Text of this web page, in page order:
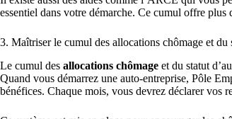
essentiel dans votre démarche. Ce cumul offre
3. Maîtriser le cumul des allocations chômage et du
Le cumul des allocations chômage et du statut
Quand vous démarrez une auto-entreprise, Pôle
bénéfices. Chaque mois, vous devrez déclarer vos